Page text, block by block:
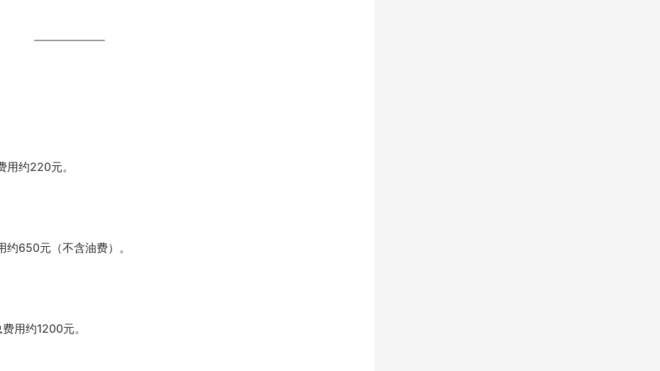
约220元。
650元（不含油费）。
用约1200元。